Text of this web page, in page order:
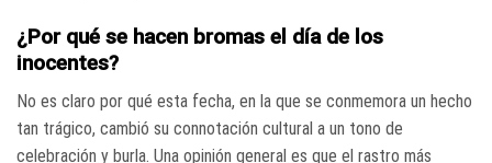
¿Por qué se hacen bromas el día de los
inocentes?
No es claro por qué esta fecha, en la que se conmemora un hecho
tan trágico, cambió su connotación cultural a un tono de
celebración y burla. Una opinión general es que el rastro más